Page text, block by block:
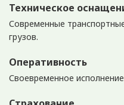
Техническое
Современные
грузов.
Оперативность
Своевременное